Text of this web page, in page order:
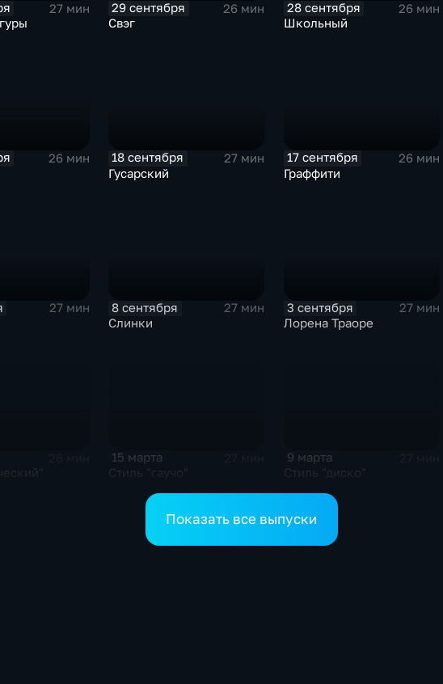
27 мин
29 сентября
26 мин
Свэг
28 сентября
26 мин
Школьный
26 мин
18 сентября
27 мин
Гусарский
17 сентября
26 мин
Граффити
27 мин
8 сентября
27 мин
Слинки
3 сентября
27 мин
Лорена Траоре
15 марта
Стиль "гаучо"
9 марта
Стиль "диско"
Показать все выпуски